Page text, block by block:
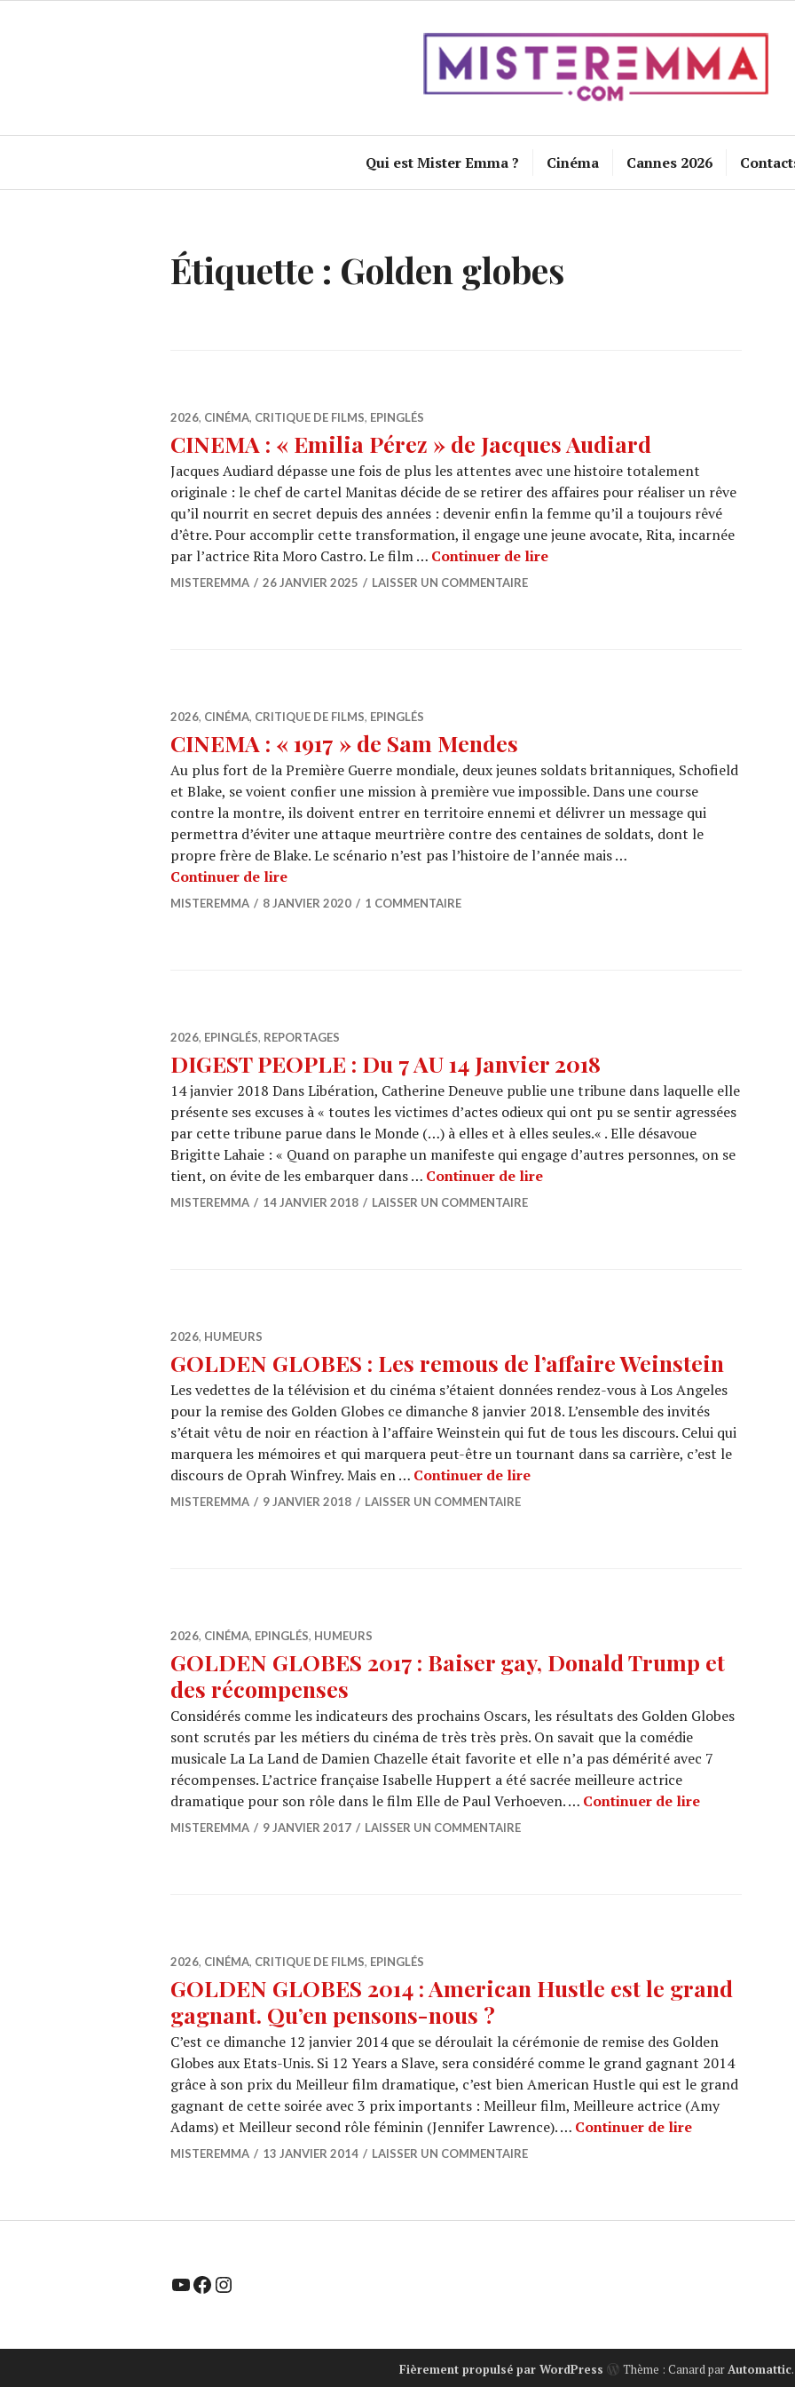
Qui est Mister Emma ? Cinéma Cannes 2026
Étiquette : Golden globes
2026, CINÉMA, CRITIQUE DE FILMS, EPINGLÉS
CINEMA : « Emilia Pérez » de Jacques Audiard
Jacques Audiard dépasse une fois de plus les attentes avec une histoire totalement
originale : le chef de cartel Manitas décide de se retirer des affaires pour réaliser un rêve
qu’il nourrit en secret depuis des années : devenir enfin la femme qu’il a toujours rêvé
d’être. Pour accomplir cette transformation, il engage une jeune avocate, Rita, incarnée
par l’actrice Rita Moro Castro. Le film … Continuer de lireCINEMA : « Emilia Pérez » de
MISTEREMMA 26 JANVIER 2025 LAISSER UN COMMENTAIRE
2026, CINÉMA, CRITIQUE DE FILMS, EPINGLÉS
CINEMA : « 1917 » de Sam Mendes
Au plus fort de la Première Guerre mondiale, deux jeunes soldats britanniques, Schofield
et Blake, se voient confier une mission à première vue impossible. Dans une course
contre la montre, ils doivent entrer en territoire ennemi et délivrer un message qui
permettra d’éviter une attaque meurtrière contre des centaines de soldats, dont le
propre frère de Blake. Le scénario n’est pas l’histoire de l’année mais …
Continuer de lireCINEMA : « 1917 » de Sam Mendes
MISTEREMMA 8 JANVIER 2020 1 COMMENTAIRE
2026, EPINGLÉS, REPORTAGES
DIGEST PEOPLE : Du 7 AU 14 Janvier 2018
14 janvier 2018 Dans Libération, Catherine Deneuve publie une tribune dans laquelle elle
présente ses excuses à « toutes les victimes d’actes odieux qui ont pu se sentir agressées
par cette tribune parue dans le Monde (…) à elles et à elles seules.« . Elle désavoue
Brigitte Lahaie : « Quand on paraphe un manifeste qui engage d’autres personnes, on se
tient, on évite de les embarquer dans … Continuer de lireDIGEST PEOPLE : Du 7 AU 14
MISTEREMMA 14 JANVIER 2018 LAISSER UN COMMENTAIRE
2026, HUMEURS
GOLDEN GLOBES : Les remous de l’affaire Weinstein
Les vedettes de la télévision et du cinéma s’étaient données rendez-vous à Los Angeles
pour la remise des Golden Globes ce dimanche 8 janvier 2018. L’ensemble des invités
s’était vêtu de noir en réaction à l’affaire Weinstein qui fut de tous les discours. Celui qui
marquera les mémoires et qui marquera peut-être un tournant dans sa carrière, c’est le
discours de Oprah Winfrey. Mais en … Continuer de lireGOLDEN GLOBES : Les remous de
MISTEREMMA 9 JANVIER 2018 LAISSER UN COMMENTAIRE
2026, CINÉMA, EPINGLÉS, HUMEURS
GOLDEN GLOBES 2017 : Baiser gay, Donald Trump et
des récompenses
Considérés comme les indicateurs des prochains Oscars, les résultats des Golden Globes
sont scrutés par les métiers du cinéma de très très près. On savait que la comédie
musicale La La Land de Damien Chazelle était favorite et elle n’a pas démérité avec 7
récompenses. L’actrice française Isabelle Huppert a été sacrée meilleure actrice
dramatique pour son rôle dans le film Elle de Paul Verhoeven. … Continuer de lireGOLDEN
MISTEREMMA 9 JANVIER 2017 LAISSER UN COMMENTAIRE
2026, CINÉMA, CRITIQUE DE FILMS, EPINGLÉS
GOLDEN GLOBES 2014 : American Hustle est le grand
gagnant. Qu’en pensons-nous ?
C’est ce dimanche 12 janvier 2014 que se déroulait la cérémonie de remise des Golden
Globes aux Etats-Unis. Si 12 Years a Slave, sera considéré comme le grand gagnant 2014
grâce à son prix du Meilleur film dramatique, c’est bien American Hustle qui est le grand
gagnant de cette soirée avec 3 prix importants : Meilleur film, Meilleure actrice (Amy
Adams) et Meilleur second rôle féminin (Jennifer Lawrence). … Continuer de lireGOLDEN
MISTEREMMA 13 JANVIER 2014 LAISSER UN COMMENTAIRE
YouTube Facebook Instagram
Fièrement propulsé par WordPress Thème : Canard par Automattic.